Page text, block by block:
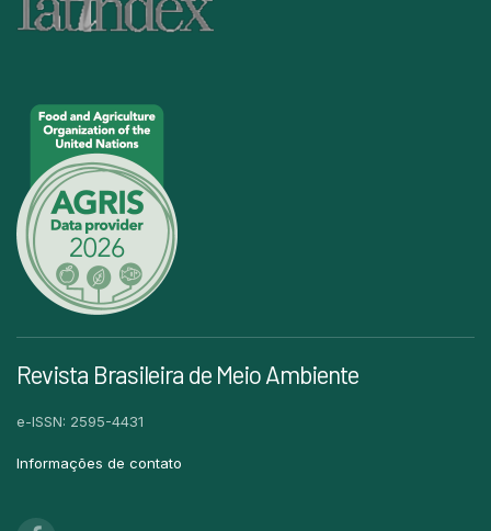
Revista Brasileira de Meio Ambiente
e-ISSN: 2595-4431
Informações de contato